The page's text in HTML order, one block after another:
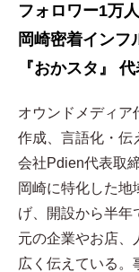
フォロワー1万
岡崎密着インフ
『おかスタ』
オウンドメディ
作成、言語化・伝
会社Pdien代表取
岡崎に特化した地
げ、開設から半年
元の企業やお店、
広く伝えている。